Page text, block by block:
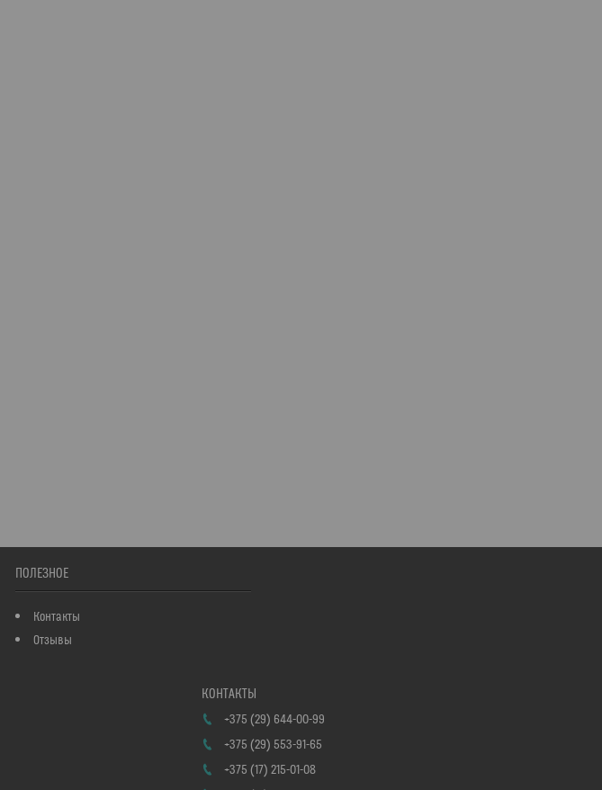
ПОЛЕЗНОЕ
Контакты
Отзывы
+375 (29) 644-00-99
+375 (29) 553-91-65
+375 (17) 215-01-08